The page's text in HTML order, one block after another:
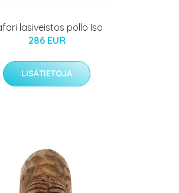
lasiveistos pöllö Iso
286 EUR
LISÄTIETOJA